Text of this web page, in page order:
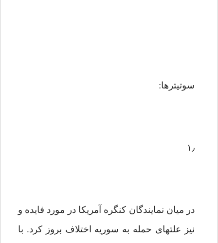
سوتیترها:
۱٫
در میان نمایندگان کنگره آمریکا در مورد فایده و
نیز علت‏هاى حمله به سوریه اختلاف بروز کرد. با